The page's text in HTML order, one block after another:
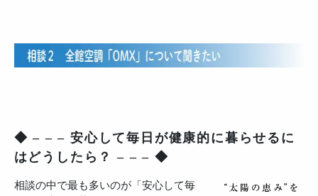
◆ – – – 安心して毎日が健康的に暮らせるに
はどうしたら？ – – – ◆
相談の中で最も多いのが「安心して毎